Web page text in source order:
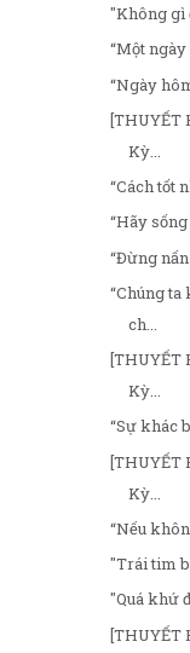
"Không gì
“Một
“Ngày
[THUYẾT
Kỳ...
“Cách tốt
“Hãy
“Đừng
“Chúng
ch...
[THUYẾT
Kỳ...
“Sự khác
[THUYẾT
Kỳ...
“Nếu
"Trái tim
"Quá khứ
[THUYẾT